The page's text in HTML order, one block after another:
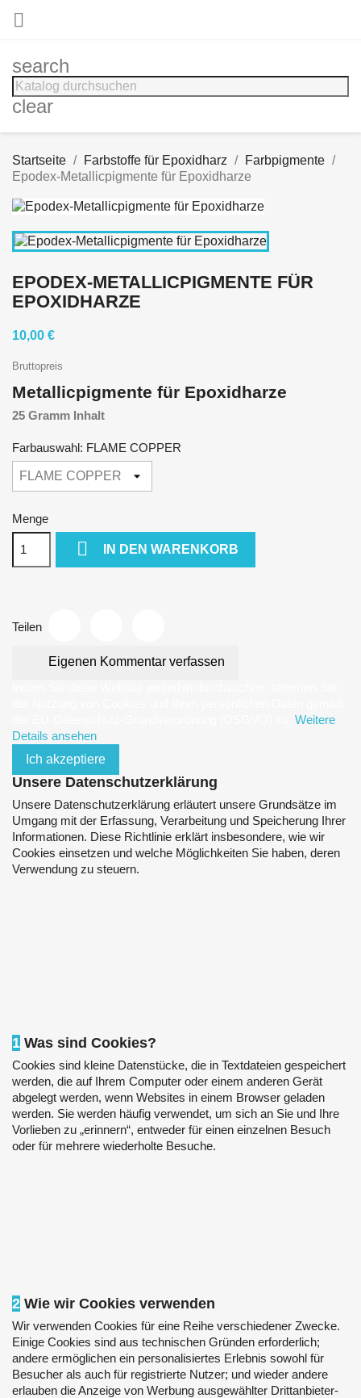

search
clear
Startseite Farbstoffe für Epoxidharz
Farbpigmente
Epodex-Metallicpigmente für Epoxidharze
EPODEX-METALLICPIGMENTE FÜR
EPOXIDHARZE
10,00 €
Bruttopreis
Metallicpigmente für Epoxidharze
25 Gramm Inhalt
Farbauswahl: FLAME COPPER
Menge
 IN DEN WARENKORB
Teilen
Eigenen Kommentar verfassen
Weitere
Details ansehen
Ich akzeptiere
Unsere Datenschutzerklärung
Unsere Datenschutzerklärung erläutert unsere Grundsätze im
Umgang mit der Erfassung, Verarbeitung und Speicherung Ihrer
Informationen. Diese Richtlinie erklärt insbesondere, wie wir
Cookies einsetzen und welche Möglichkeiten Sie haben, deren
Verwendung zu steuern.
1 Was sind Cookies?
Cookies sind kleine Datenstücke, die in Textdateien gespeichert
werden, die auf Ihrem Computer oder einem anderen Gerät
abgelegt werden, wenn Websites in einem Browser geladen
werden. Sie werden häufig verwendet, um sich an Sie und Ihre
Vorlieben zu „erinnern“, entweder für einen einzelnen Besuch
oder für mehrere wiederholte Besuche.
2 Wie wir Cookies verwenden
Wir verwenden Cookies für eine Reihe verschiedener Zwecke.
Einige Cookies sind aus technischen Gründen erforderlich;
andere ermöglichen ein personalisiertes Erlebnis sowohl für
Besucher als auch für registrierte Nutzer; und wieder andere
erlauben die Anzeige von Werbung ausgewählter Drittanbieter-